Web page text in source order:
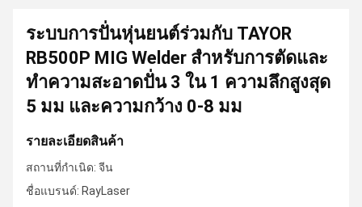
ระบบการปั่นหุ่นยนต์ร่วมกับ TAYOR
RB500P MIG Welder สําหรับการตัดและ
ทําความสะอาดปั่น 3 ใน 1 ความลึกสูงสุด
5 มม และความกว้าง 0-8 มม
รายละเอียดสินค้า
สถานที่กำเนิด: จีน
ชื่อแบรนด์: RayLaser